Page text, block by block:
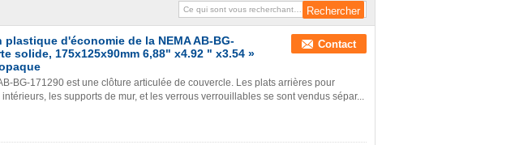
Finish, de couvercle
plastique d'économie de la NEMA AB-BG-
solide, 175x125x90mm 6,88" x4.92 " x3.54 »
Contact
BG-171290 est une clôture articulée de couvercle. Les plats arrières pour
les supports de mur, et les verrous verrouillables se sont vendus sépar...